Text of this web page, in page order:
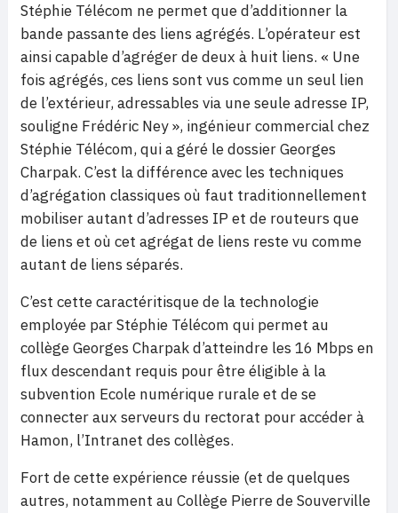
Stéphie Télécom ne permet que d’additionner la
bande passante des liens agrégés. L’opérateur est
ainsi capable d’agréger de deux à huit liens. « Une
fois agrégés, ces liens sont vus comme un seul lien
de l’extérieur, adressables via une seule adresse IP,
souligne Frédéric Ney », ingénieur commercial chez
Stéphie Télécom, qui a géré le dossier Georges
Charpak. C’est la différence avec les techniques
d’agrégation classiques où faut traditionnellement
mobiliser autant d’adresses IP et de routeurs que
de liens et où cet agrégat de liens reste vu comme
autant de liens séparés.
C’est cette caractéritisque de la technologie
employée par Stéphie Télécom qui permet au
collège Georges Charpak d’atteindre les 16 Mbps en
flux descendant requis pour être éligible à la
subvention Ecole numérique rurale et de se
connecter aux serveurs du rectorat pour accéder à
Hamon, l’Intranet des collèges.
Fort de cette expérience réussie (et de quelques
autres, notamment au Collège Pierre de Souverville